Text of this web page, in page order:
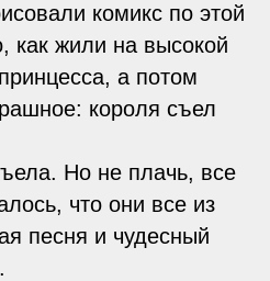
комикс по этой
как жили на высокой
а потом
короля съел
Но не плачь, все
что они все из
песня и чудесный